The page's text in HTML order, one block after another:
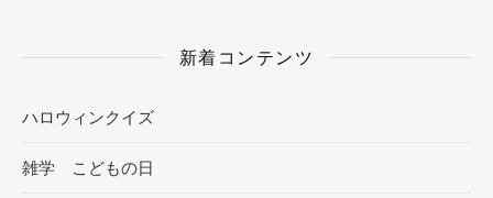
新着コンテンツ
ハロウィンクイズ
雑学 こどもの日